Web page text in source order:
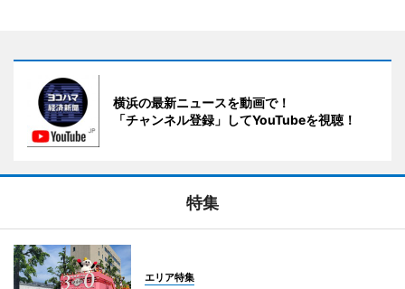
横浜の最新ニュースを動画で！
「チャンネル登録」してYouTubeを視聴！
特集
エリア特集